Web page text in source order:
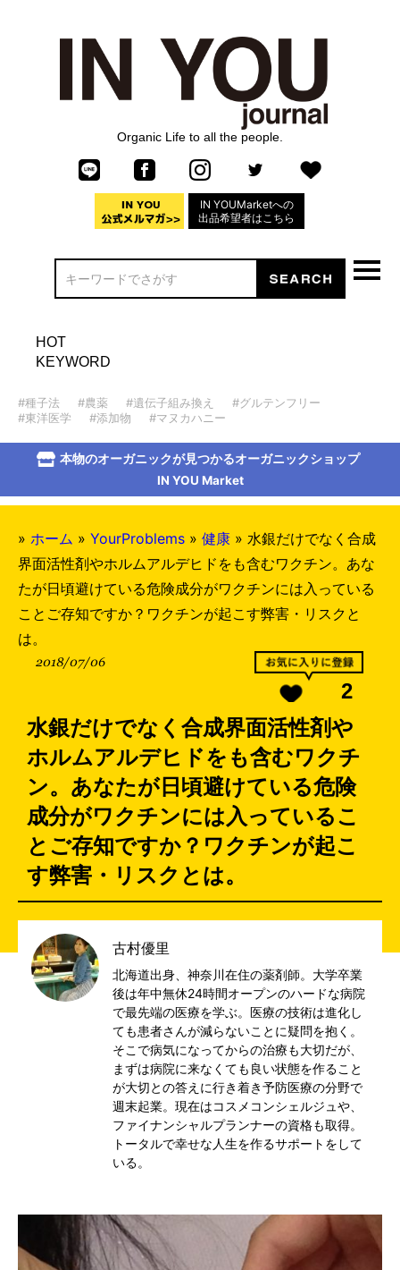
Organic Life to all the people.
IN YOUMarketへの
出品希望者はこちら
HOT
KEYWORD
#種子法 #農薬 #遺伝子組み換え
#グルテンフリー
#東洋医学
#添加物 #マヌカハニー
本物のオーガニックが見つかるオーガニックショップ
IN YOU Market
» ホーム » YourProblems » 健康 » 水銀だけでなく合成
界面活性剤やホルムアルデヒドをも含むワクチン。あな
たが日頃避けている危険成分がワクチンには入っている
ことご存知ですか？ワクチンが起こす弊害・リスクと
は。
2018/07/06
2
水銀だけでなく合成界面活性剤や
ホルムアルデヒドをも含むワクチ
ン。あなたが日頃避けている危険
成分がワクチンには入っているこ
とご存知ですか？ワクチンが起こ
す弊害・リスクとは。
古村優里
北海道出身、神奈川在住の薬剤師。大学卒業
後は年中無休24時間オープンのハードな病院
で最先端の医療を学ぶ。医療の技術は進化し
ても患者さんが減らないことに疑問を抱く。
そこで病気になってからの治療も大切だが、
まずは病院に来なくても良い状態を作ること
が大切との答えに行き着き予防医療の分野で
週末起業。現在はコスメコンシェルジュや、
ファイナンシャルプランナーの資格も取得。
トータルで幸せな人生を作るサポートをして
いる。